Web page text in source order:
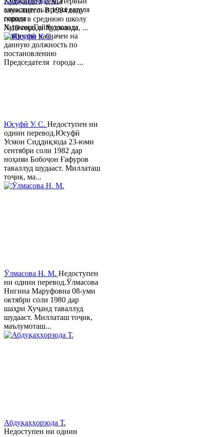
заместитель председателя
города
ХуджандГайбуллозода
Хайрулло назначен на
данную должность по
постановлению
Председателя города ...
служащего. В 1994 году
пошел в среднюю школу
№18 города Худжанда, ...
Юсуфӣ У. C. Недоступен ни
однин перевод.Юсуфӣ
Усмон Сиддиқзода 23-юми
сентябри соли 1982 дар
ноҳияи Бобоҷон Ғафуров
таваллуд шудааст. Миллаташ
тоҷик, ма...
Ӯлмасова Н. М. Недоступен
ни однин перевод.Ӯлмасова
Нигина Маруфовна 08-уми
октябри соли 1980 дар
шаҳри Хуҷанд таваллуд
шудааст. Миллаташ тоҷик,
маълумоташ...
Абдуқаҳҳорзода Т.
Недоступен ни однин